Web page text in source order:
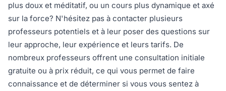
plus doux et méditatif, ou un cours plus dynamique et axé
sur la force? N'hésitez pas à contacter plusieurs
professeurs potentiels et à leur poser des questions sur
leur approche, leur expérience et leurs tarifs. De
nombreux professeurs offrent une consultation initiale
gratuite ou à prix réduit, ce qui vous permet de faire
connaissance et de déterminer si vous vous sentez à